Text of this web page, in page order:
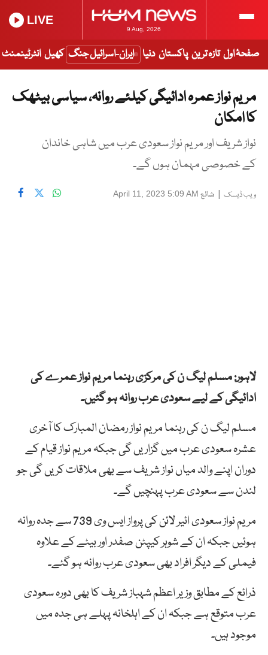
9 Aug, 2026
LIVE
صفحۂ اول تازہ ترین پاکستان دنیا ایران-اسرائیل جنگ کھیل انٹرٹینمنٹ
مریم نواز عمرہ ادائیگی کیلئے روانہ، سیاسی بیٹھک
کا امکان
نواز شریف اور مریم نواز سعودی عرب میں شاہی خاندان
کے خصوصی مہمان ہوں گے۔
ویب ڈیسک | شائع April 11, 2023 5:09 AM
لاہور: مسلم لیگ ن کی مرکزی رہنما مریم نواز عمرے کی
ادائیگی کے لیے سعودی عرب روانہ ہو گئیں۔
مسلم لیگ ن کی رہنما مریم نواز رمضان المبارک کا آخری
عشرہ سعودی عرب میں گزاریں گی جبکہ مریم نواز قیام کے
دوران اپنے والد میاں نواز شریف سے بھی ملاقات کریں گی جو
لندن سے سعودی عرب پہنچیں گے۔
مریم نواز سعودی ائیر لائن کی پرواز ایس وی 739 سے جدہ روانہ
ہوئیں جبکہ ان کے شوہر کیپٹن صفدر اور بیٹے کے علاوہ
فیملی کے دیگر افراد بھی سعودی عرب روانہ ہو گئے۔
ذرائع کے مطابق وزیر اعظم شہباز شریف کا بھی دورہ سعودی
عرب متوقع ہے جبکہ ان کے اہلخانہ پہلے ہی جدہ میں
موجود ہیں۔